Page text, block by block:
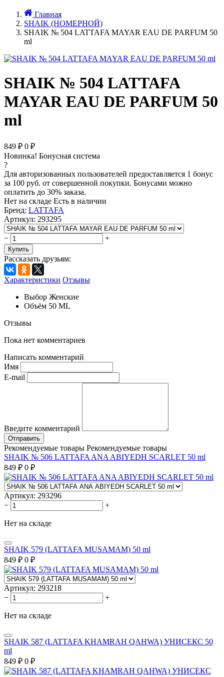
Главная
SHAIK (НОМЕРНОЙ)
SHAIK № 504 LATTAFA MAYAR EAU DE PARFUM 50
ml
SHAIK № 504 LATTAFA
MAYAR EAU DE PARFUM 50
ml
849 ₽ 0 ₽
Новинка! Бонусная система
?
Для авторизованных пользователей предоставляется 1 бонус
за 100 руб. от совершенной покупки. Бонусами можно
оплатить до 30% заказа.
Нет на складе Есть в наличии
Бренд: LATTAFA
Артикул: 293295
− +
Купить
Рассказать друзьям:
Характеристики Отзывы
Выбор Женские
Объём 50 ML
Отзывы
Пока нет комментариев
Написать комментарий
Имя
E-mail
Введите комментарий
Рекомендуемые товары Рекомендуемые товары
SHAIK № 506 LATTAFA ANA ABIYEDH SCARLET 50 ml
849 ₽ 0 ₽
Артикул: 293296
−
+
Нет на складе
SHAIK 579 (LATTAFA MUSAMAM) 50 ml
849 ₽ 0 ₽
Артикул: 293218
−
+
Нет на складе
SHAIK 587 (LATTAFA KHAMRAH QAHWA) УНИСЕКС 50
ml
849 ₽ 0 ₽